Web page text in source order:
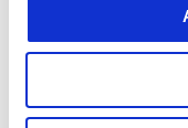
infrastructures
pris au dépourvu